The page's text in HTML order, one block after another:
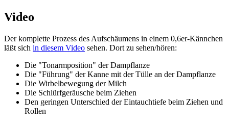
Video
Der komplette Prozess des Aufschäumens in einem 0,6er-Kännchen
läßt sich in diesem Video sehen. Dort zu sehen/hören:
Die "Tonarmposition" der Dampflanze
Die "Führung" der Kanne mit der Tülle an der Dampflanze
Die Wirbelbewegung der Milch
Die Schlürfgeräusche beim Ziehen
Den geringen Unterschied der Eintauchtiefe beim Ziehen und
Rollen